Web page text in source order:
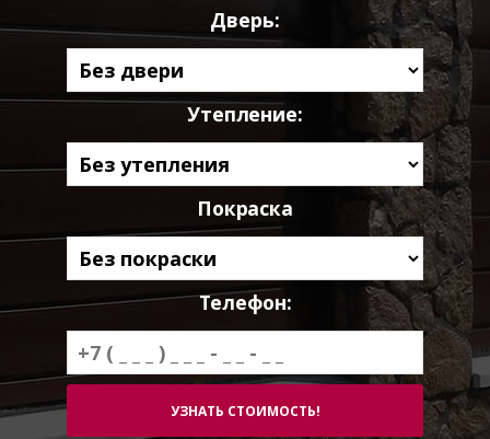
Дверь:
Утепление:
Покраска
Телефон: